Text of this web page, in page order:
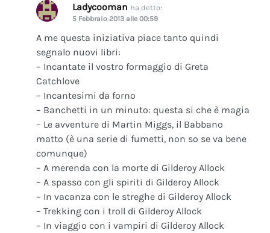
Ladycooman ha detto:
5 Febbraio 2013 alle 00:59
A me questa iniziativa piace tanto quindi
segnalo nuovi libri:
– Incantate il vostro formaggio di Greta
Catchlove
– Incantesimi da forno
– Banchetti in un minuto: questa si che è magia
– Le avventure di Martin Miggs, il Babbano
matto (è una serie di fumetti, non so se va bene
comunque)
– A merenda con la morte di Gilderoy Allock
– A spasso con gli spiriti di Gilderoy Allock
– In vacanza con le streghe di Gilderoy Allock
– Trekking con i troll di Gilderoy Allock
– In viaggio con i vampiri di Gilderoy Allock